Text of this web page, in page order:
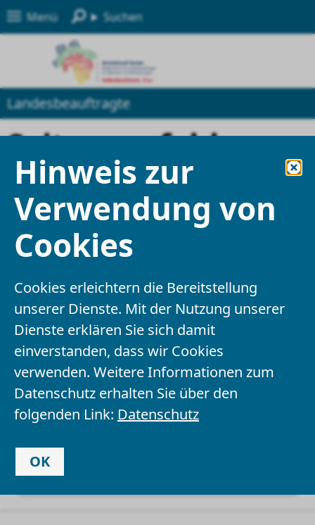
Menü Suchen
Hinweis zur
Verwendung von
Cookies
Cookies erleichtern die Bereitstellung
unserer Dienste. Mit der Nutzung unserer
Dienste erklären Sie sich damit
einverstanden, dass wir Cookies
verwenden. Weitere Informationen zum
Datenschutz erhalten Sie über den
folgenden Link: Datenschutz
OK
Landesbeauftragte
Seite empfehlen
Felder mit einem * sind Pflichtfelder und
müssen ausgefüllt werden
Ihre Angaben
Empfänger*
Ihr Name*
Ihre E-Mail-Adresse